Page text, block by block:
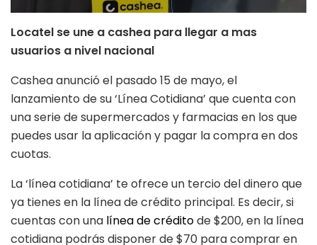
Locatel se une a cashea para llegar a mas
usuarios a nivel nacional
Cashea anunció el pasado 15 de mayo, el
lanzamiento de su ‘Línea Cotidiana’ que cuenta con
una serie de supermercados y farmacias en los que
puedes usar la aplicación y pagar la compra en dos
cuotas.
La ‘línea cotidiana’ te ofrece un tercio del dinero que
ya tienes en la línea de crédito principal. Es decir, si
cuentas con una línea de créditode $200, en la línea
cotidiana podrás disponer de $70 para comprar en